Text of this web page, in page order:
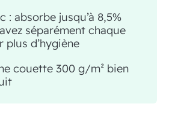
: absorbe jusqu’à 8,5%
séparément chaque
plus d’hygiène
couette 300 g/m² bien